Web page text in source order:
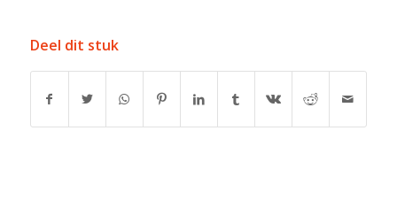
Deel dit stuk